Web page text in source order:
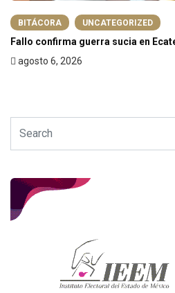
BITÁCORA UNCATEGORIZED
Fallo confirma guerra sucia en
agosto 6, 2026